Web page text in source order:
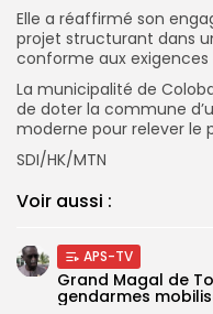
Elle a réaffirmé son
projet structurant dans
conforme aux exigences
La municipalité de
de doter la commune
moderne pour relever le
SDI/HK/MTN
Voir aussi :
APS-TV
Grand Magal de
gendarmes